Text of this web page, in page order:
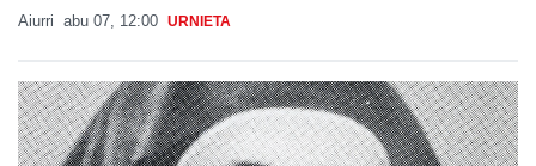
Aiurri abu 07, 12:00 URNIETA